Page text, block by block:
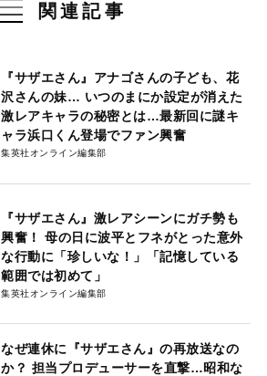
関連記事
『サザエさん』アナゴさんの子ども、花
沢さんの妹… いつのまにか設定が消えた
激レアキャラの秘密とは…最新回に謎キ
ャラ浜口くん登場でファン興奮
集英社オンライン編集部
『サザエさん』激レアシーンにガチ勢も
興奮！ 母の日に波平とフネがとった意外
な行動に「珍しいな！」「記憶している
範囲では初めて」
集英社オンライン編集部
なぜ連休に『サザエさん』の再放送なの
か？ 担当プロデューサーを直撃…昭和な